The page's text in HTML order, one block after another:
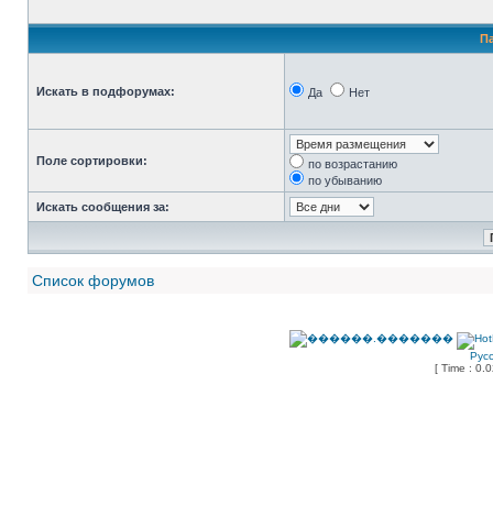
Искать в подфорумах: Да Нет
Поле сортировки:
по возрастанию
по убыванию
Искать сообщения за:
Список форумов
[ Time :